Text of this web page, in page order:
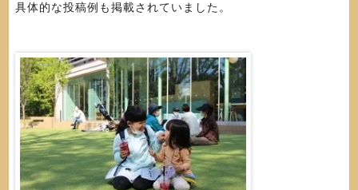
具体的な投稿例も掲載されていました。